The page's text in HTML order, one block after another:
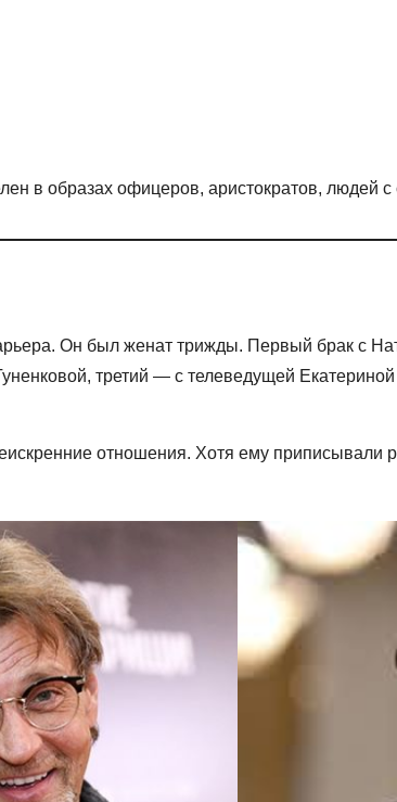
в образах офицеров, аристократов, людей
Он был женат трижды. Первый брак с
третий — с телеведущей
отношения. Хотя ему приписывали